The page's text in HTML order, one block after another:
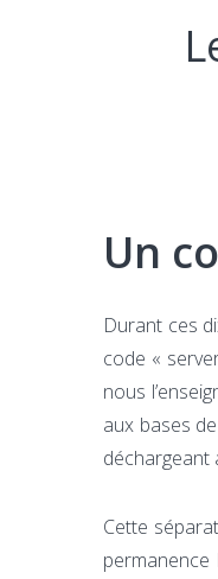
Un
Durant ces
code «
nous
aux bases
déchargeant
Cette